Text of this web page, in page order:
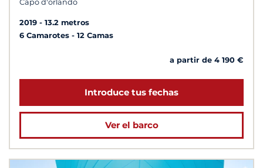
Capo d'orlando
2019
13.2 metros
6 Camarotes
12 Camas
a partir de 4 190 €
Introduce tus fechas
Ver el barco